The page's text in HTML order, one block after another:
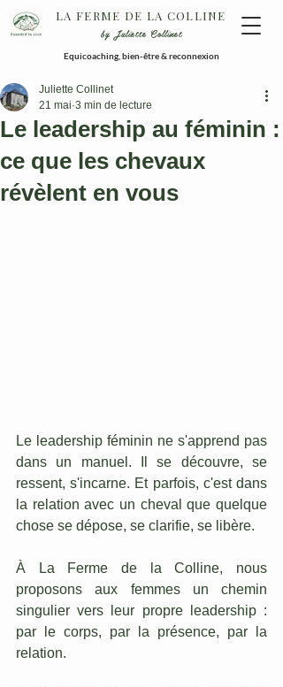
LA FERME DE LA COLLINE
by Juliette Collinet
Equicoaching, bien-être & reconnexion
Le leadership au féminin :
ce que les chevaux
révèlent en vous
Juliette Collinet
21 mai 3 min de lecture
Le leadership féminin ne s'apprend pas
dans un manuel. Il se découvre, se
ressent, s'incarne. Et parfois, c'est dans
la relation avec un cheval que quelque
chose se dépose, se clarifie, se libère.
À La Ferme de la Colline, nous
proposons aux femmes un chemin
singulier vers leur propre leadership :
par le corps, par la présence, par la
relation.